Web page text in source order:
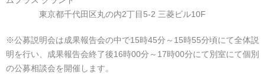
東京都千代田区丸の内2丁目5-2 三菱ビル10F
※公募説明会は成果報告会の中で15時45分～15時55分頃にて全体説
明を行い、成果報告会終了後16時00分～17時00分にて別室にて個別
の公募相談会を開催します。